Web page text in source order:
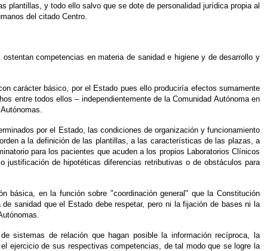
plantillas, y todo ello salvo que se dote de personalidad jurídica propia al
del citado Centro.
competencias en materia de sanidad e higiene y de desarrollo y
carácter básico, por el Estado pues ello produciría efectos sumamente
entre todos ellos – independientemente de la Comunidad Autónoma en
por el Estado, las condiciones de organización y funcionamiento
a la definición de las plantillas, a las características de las plazas, a
para los pacientes que acuden a los propios Laboratorios Clínicos
justificación de hipotéticas diferencias retributivas o de obstáculos para
básica, en la función sobre "coordinación general" que la Constitución
sanidad que el Estado debe respetar, pero ni la fijación de bases ni la
sistemas de relación que hagan posible la información recíproca, la
ejercicio de sus respectivas competencias, de tal modo que se logre la